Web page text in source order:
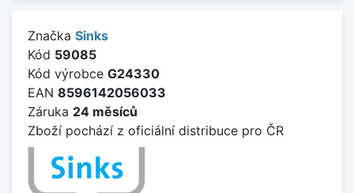
Značka Sinks
Kód 59085
Kód výrobce G24330
EAN 8596142056033
Záruka 24 měsíců
Zboží pochází z oficiální distribuce pro ČR